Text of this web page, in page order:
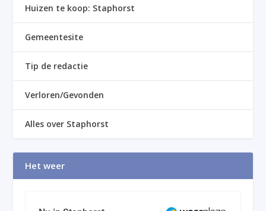
Huizen te koop: Staphorst
Gemeentesite
Tip de redactie
Verloren/Gevonden
Alles over Staphorst
Het weer